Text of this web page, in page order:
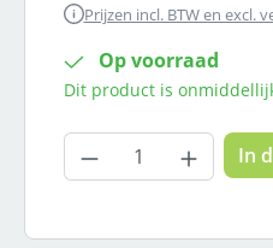
Prijzen incl. BTW en excl.
Op voorraad
Dit product is
In